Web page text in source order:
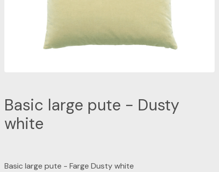
Basic large pute - Dusty
white
Basic large pute - Farge Dusty white